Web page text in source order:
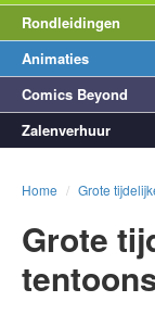
Rondleidingen
Animaties
Comics Beyond
Zalenverhuur
Home / Grote
Grote